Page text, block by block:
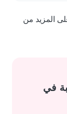
المزيد من
في